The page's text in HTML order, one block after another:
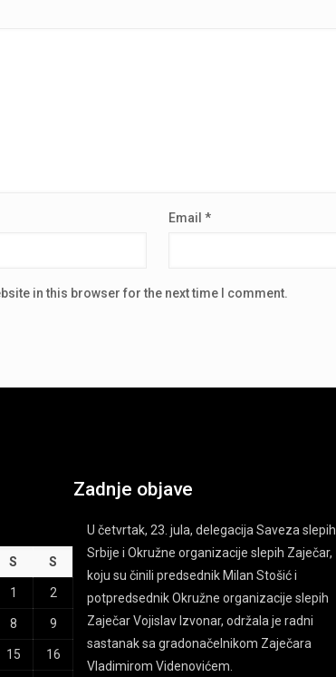
Email*
in this browser for the next time I comment.
S S
1 2
8 9
15 16
Zadnje objave
U četvrtak, 23. jula, delegacija Saveza slepih
Srbije i Okružne organizacije slepih Zaječar,
koju su činili predsednik Milan Stošić i
potpredsednik Okružne organizacije slepih
Zaječar Vojislav Izvonar, održala je radni
sastanak sa gradonačelnikom Zaječara
Vladimirom Videnovićem.